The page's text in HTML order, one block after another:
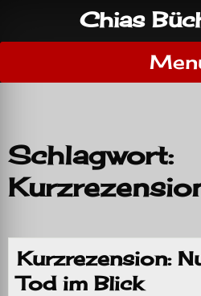
content
Chias
Schlagwort:
Kurzrezension:
Tod im Blick